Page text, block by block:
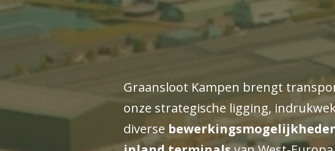
Graansloot Kampen brengt
onze strategische ligging,
diverse